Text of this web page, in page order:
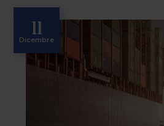
11
Dicembre